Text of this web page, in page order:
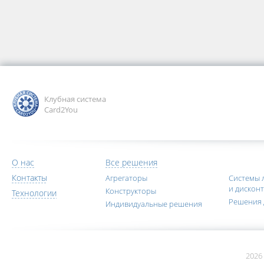
Клубная система
Card2You
О нас
Контакты
Технологии
Все решения
Агрегаторы
Конструкторы
Индивидуальные решения
Системы
и
Решения